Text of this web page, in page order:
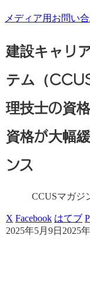
メディア用お問い
建設キャリ
テム（
理技士の資
資格が大幅
ンス
CCUSマガジ
X Facebook はてブ
2025年5月9日 2025